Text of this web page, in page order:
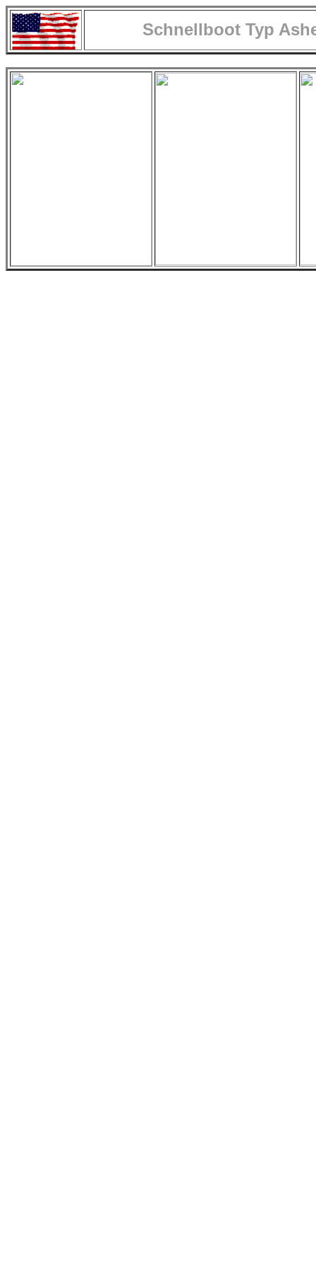
Schnellboot Typ